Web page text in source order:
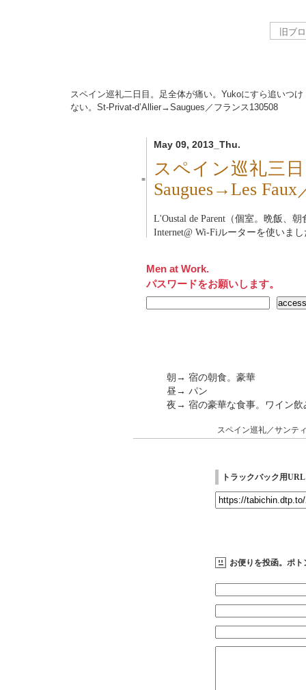
スペイン巡礼二日目。足全体が痛い。Yukoにすら追いつけ
ない。St-Privat-d’Allier→Saugues／フランス130508
May 09, 2013_Thu.
■
スペイン巡礼三
Saugues→Les
L'Oustal de Parent（個室。晩飯、
Internet@ Wi-Fiルーターを使いまし
Men at Work.
パスワードをお願いします。
朝→ 宿の朝食。豪華
昼→ パン
夜→ 宿の豪華な食事。ワイン飲
スペイン巡礼／サンテ
トラックバック用URL
お便りを投函。ポト